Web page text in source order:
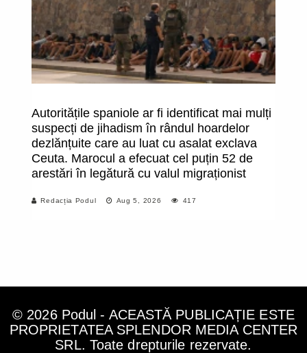
Autoritățile spaniole ar fi identificat mai mulți
suspecți de jihadism în rândul hoardelor
dezlănțuite care au luat cu asalat exclava
Ceuta. Marocul a efecuat cel puțin 52 de
arestări în legătură cu valul migraționist
Redacția Podul Aug 5, 2026 417
© 2026 Podul - ACEASTĂ PUBLICAȚIE ESTE
PROPRIETATEA SPLENDOR MEDIA CENTER
SRL. Toate drepturile rezervate.